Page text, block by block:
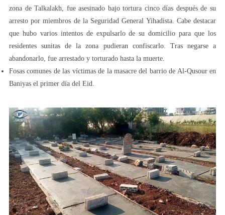
zona de Talkalakh, fue asesinado bajo tortura cinco días después de su
arresto por miembros de la Seguridad General Yihadista. Cabe destacar
que hubo varios intentos de expulsarlo de su domicilio para que los
residentes sunitas de la zona pudieran confiscarlo. Tras negarse a
abandonarlo, fue arrestado y torturado hasta la muerte.
Fosas comunes de las víctimas de la masacre del barrio de Al-Qusour en
Baniyas el primer día del Eid.